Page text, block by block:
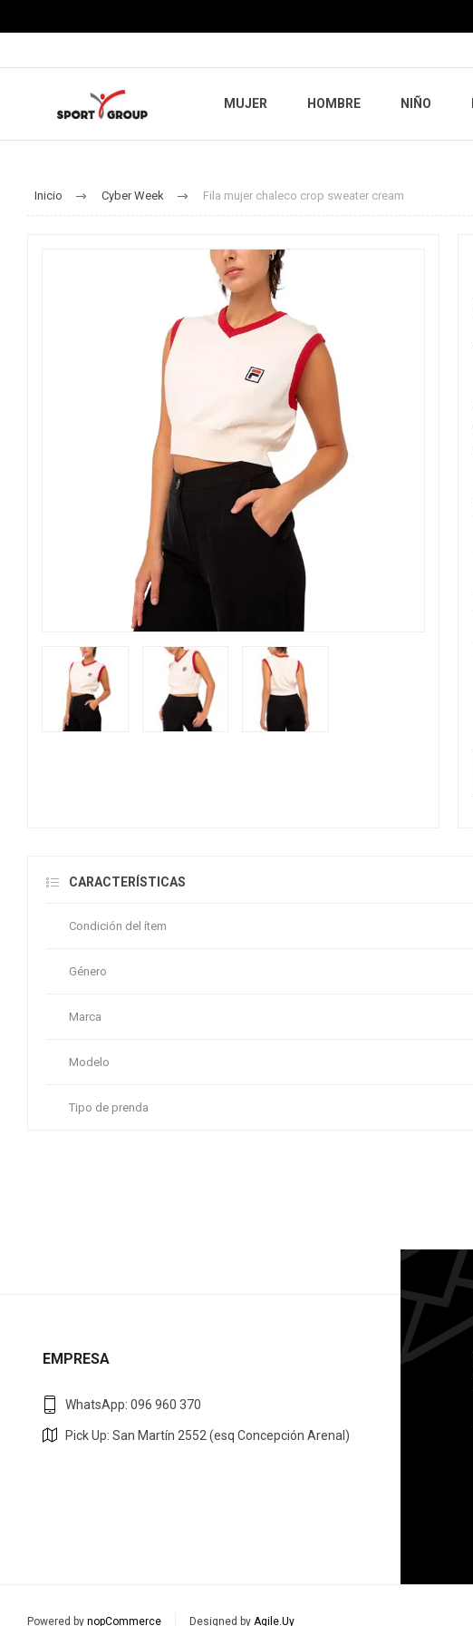
MUJER HOMBRE NIÑO
Inicio Cyber Week Fila mujer chaleco crop sweater cream
CARACTERÍSTICAS
Condición del ítem
Género
Marca
Modelo
Tipo de prenda
EMPRESA
WhatsApp: 096 960 370
Pick Up: San Martín 2552 (esq Concepción Arenal)
Powered by nopCommerce Designed by Agile.Uy